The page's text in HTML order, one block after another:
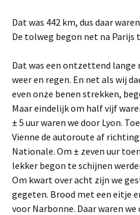
Dat was 442 km, dus daar
De tolweg begon net na Parijs
Dat was een ontzettend
weer en regen. En net als wij
even onze benen strekken,
Maar eindelijk om half vijf
± 5 uur waren we door Lyon.
Vienne de autoroute af
Nationale. Om ± zeven uur
lekker begon te schijnen
Om kwart over acht zijn we
gegeten. Brood met een eitje
voor Narbonne. Daar waren